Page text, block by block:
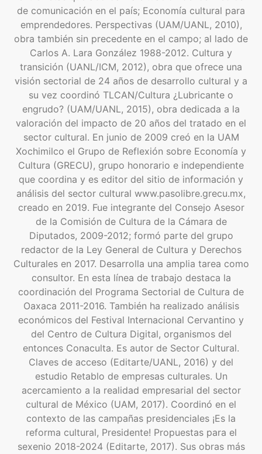
de comunicación en el país; Economía cultural para
emprendedores. Perspectivas (UAM/UANL, 2010),
obra también sin precedente en el campo; al lado de
Carlos A. Lara González 1988-2012. Cultura y
transición (UANL/ICM, 2012), obra que ofrece una
visión sectorial de 24 años de desarrollo cultural y a
su vez coordinó TLCAN/Cultura ¿Lubricante o
engrudo? (UAM/UANL, 2015), obra dedicada a la
valoración del impacto de 20 años del tratado en el
sector cultural. En junio de 2009 creó en la UAM
Xochimilco el Grupo de Reflexión sobre Economía y
Cultura (GRECU), grupo honorario e independiente
que coordina y es editor del sitio de información y
análisis del sector cultural www.pasolibre.grecu.mx,
creado en 2019. Fue integrante del Consejo Asesor
de la Comisión de Cultura de la Cámara de
Diputados, 2009-2012; formó parte del grupo
redactor de la Ley General de Cultura y Derechos
Culturales en 2017. Desarrolla una amplia tarea como
consultor. En esta línea de trabajo destaca la
coordinación del Programa Sectorial de Cultura de
Oaxaca 2011-2016. También ha realizado análisis
económicos del Festival Internacional Cervantino y
del Centro de Cultura Digital, organismos del
entonces Conaculta. Es autor de Sector Cultural.
Claves de acceso (Editarte/UANL, 2016) y del
estudio Retablo de empresas culturales. Un
acercamiento a la realidad empresarial del sector
cultural de México (UAM, 2017). Coordinó en el
contexto de las campañas presidenciales ¡Es la
reforma cultural, Presidente! Propuestas para el
sexenio 2018-2024 (Editarte, 2017). Sus obras más